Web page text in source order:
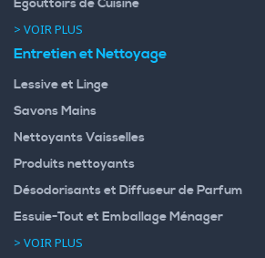
Egouttoirs de Cuisine
> VOIR PLUS
Entretien et Nettoyage
Lessive et Linge
Savons Mains
Nettoyants Vaisselles
Produits nettoyants
Désodorisants et Diffuseur de Parfum
Essuie-Tout et Emballage Ménager
> VOIR PLUS